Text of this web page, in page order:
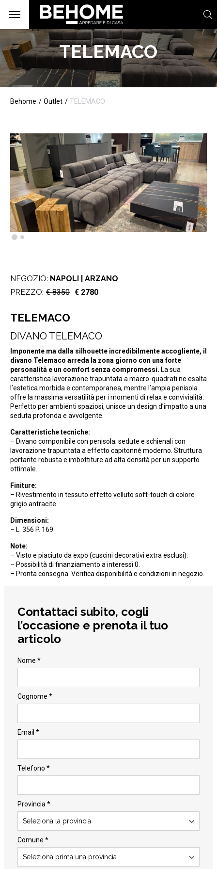
TELEMACO
Behome Outlet TELEMACO
NEGOZIO: NAPOLI | ARZANO
PREZZO: € 8350 € 2780
TELEMACO
DIVANO TELEMACO
Imponente ma dalla silhouette incredibilmente accogliente, il
divano Telemaco arreda la zona giorno con una forte
personalità e un comfort senza compromessi. La sua
caratteristica lavorazione trapuntata a macro-quadrati ne esalta
l’estetica morbida e contemporanea, mentre l’ampia penisola
offre la massima versatilità per i momenti di relax e convivialità.
Perfetto per ambienti spaziosi, unisce un design d’impatto a una
seduta profonda e avvolgente.
Caratteristiche tecniche:
– Divano componibile con penisola; sedute e schienali con
lavorazione trapuntata a effetto capitonné moderno. Struttura
portante robusta e imbottiture ad alta densità per un supporto
ottimale.
Finiture:
– Rivestimento in tessuto effetto velluto soft-touch di colore
grigio antracite.
Dimensioni:
– L. 356 P. 169
Note:
– Visto e piaciuto da expo (cuscini decorativi extra esclusi).
– Possibilità di finanziamento a interessi 0.
– Pronta consegna. Verifica disponibilità e condizioni in negozio.
Contattaci subito, cogli
l’occasione e prenota il tuo
articolo
Nome *
Cognome *
Email *
Telefono *
Provincia *
Seleziona la provincia
Comune *
Seleziona prima una provincia